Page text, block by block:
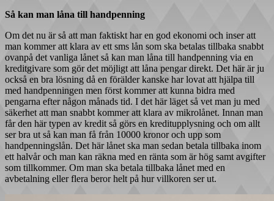
Så kan man låna till handpenning
Om det nu är så att man faktiskt har en god ekonomi och inser att
man kommer att klara av ett sms lån som ska betalas tillbaka snabbt
ovanpå det vanliga lånet så kan man låna till handpenning via en
kreditgivare som gör det möjligt att låna pengar direkt. Det här är ju
också en bra lösning då en förälder kanske har lovat att hjälpa till
med handpenningen men först kommer att kunna bidra med
pengarna efter någon månads tid. I det här läget så vet man ju med
säkerhet att man snabbt kommer att klara av mikrolånet. Innan man
får den här typen av kredit så görs en kreditupplysning och om allt
ser bra ut så kan man få från 10000 kronor och upp som
handpenningslån. Det här lånet ska man sedan betala tillbaka inom
ett halvår och man kan räkna med en ränta som är hög samt avgifter
som tillkommer. Om man ska betala tillbaka lånet med en
avbetalning eller flera beror helt på hur villkoren ser ut.